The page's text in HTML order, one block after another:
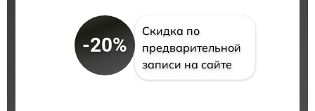
-20%
Скидка по
предварительной
записи на сайте